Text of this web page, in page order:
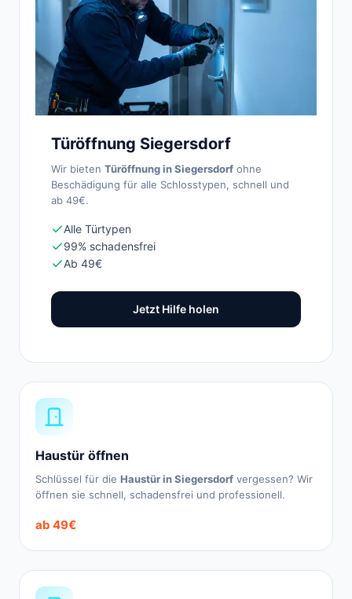
Türöffnung Siegersdorf
Wir bieten Türöffnung in Siegersdorf ohne
Beschädigung für alle Schlosstypen, schnell und
ab 49€.
Alle Türtypen
99% schadensfrei
Ab 49€
Jetzt Hilfe holen
Haustür öffnen
Schlüssel für die Haustür in Siegersdorf vergessen? Wir
öffnen sie schnell, schadensfrei und professionell.
ab 49€